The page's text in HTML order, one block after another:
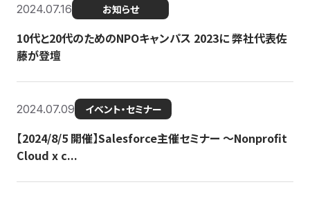
2024.07.16 お知らせ
10代と20代のためのNPOキャンパス 2023に 弊社代表佐
藤が登壇
2024.07.09 イベント・セミナー
【2024/8/5 開催】Salesforce主催セミナー 〜Nonprofit
Cloud x c...